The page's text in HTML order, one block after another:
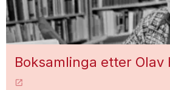
Boksamlinga etter Olav